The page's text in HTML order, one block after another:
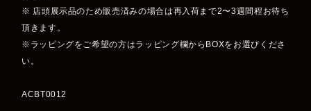
※ 店頭展示品のため販売済みの場合は再入荷まで2〜3週間程お待ち
頂きます。
※ラッピングをご希望の方はラッピング欄からBOXをお選びくださ
い。
ACBT0012